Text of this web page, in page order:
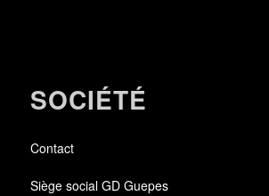
SOCIÉTÉ
Contact
Siège social GD Guepes